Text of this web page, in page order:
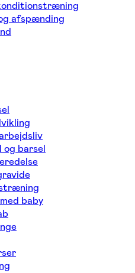
afspænding
barsel
baby